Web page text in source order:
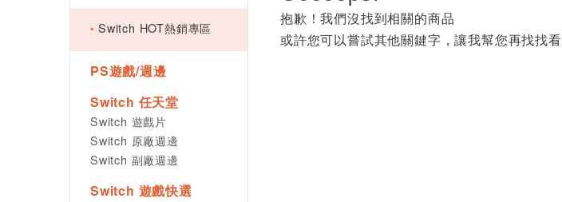
Switch HOT熱銷專區
PS遊戲/週邊
Switch 任天堂
Switch 遊戲片
Switch 原廠週邊
Switch 副廠週邊
Switch 遊戲快選
抱歉！我們沒找到相關的商品
或許您可以嘗試其他關鍵字，讓我幫您再找找看